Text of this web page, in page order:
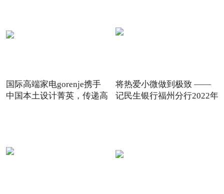
国际高端家电gorenje携手
中国本土设计菁英，传递高
将热爱小微做到极致 ——
记民生银行福州分行2022年